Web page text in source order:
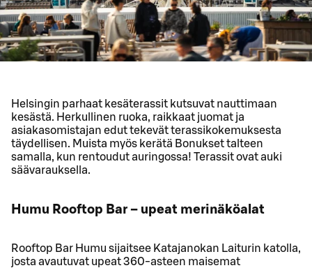
Helsingin parhaat kesäterassit kutsuvat nauttimaan
kesästä. Herkullinen ruoka, raikkaat juomat ja
asiakasomistajan edut tekevät terassikokemuksesta
täydellisen. Muista myös kerätä Bonukset talteen
samalla, kun rentoudut auringossa! Terassit ovat auki
säävarauksella.
Humu Rooftop Bar – upeat merinäköalat
Rooftop Bar Humu sijaitsee Katajanokan Laiturin katolla,
josta avautuvat upeat 360-asteen maisemat